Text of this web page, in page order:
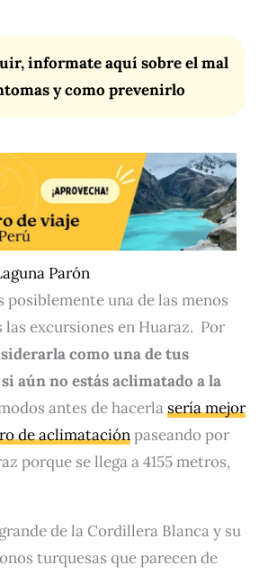
informate aquí sobre el mal
y como prevenirlo
Parón
posiblemente una de las menos
las excursiones en Huaraz. Por
como una de tus
aún no estás aclimatado a la
antes de hacerlasería mejor
de aclimataciónpaseando por
porque se llega a 4155 metros,
de la Cordillera Blanca y su
turquesas que parecen de